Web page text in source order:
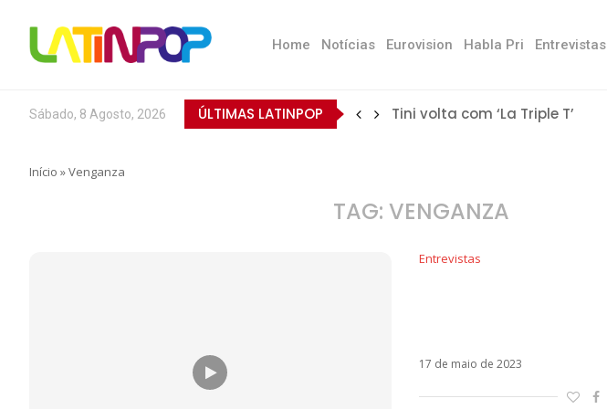
Home Notícias Eurovision Habla Pri Entrevistas
Sábado, 8 Agosto, 2026 ÚLTIMAS LATINPOP Tini volta com ‘La Triple T’
Início »Venganza
TAG: VENGANZA
Entrevistas
17 de maio de 2023